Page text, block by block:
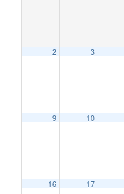
2 3
9 10
16 17